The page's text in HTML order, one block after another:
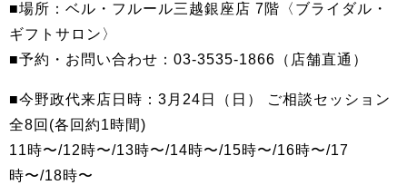
■場所：ベル・フルール三越銀座店 7階〈ブライダル・
ギフトサロン〉
■予約・お問い合わせ：03-3535-1866（店舗直通）
■今野政代来店日時：3月24日（日） ご相談セッション
全8回(各回約1時間)
11時〜/12時〜/13時〜/14時〜/15時〜/16時〜/17
時〜/18時〜